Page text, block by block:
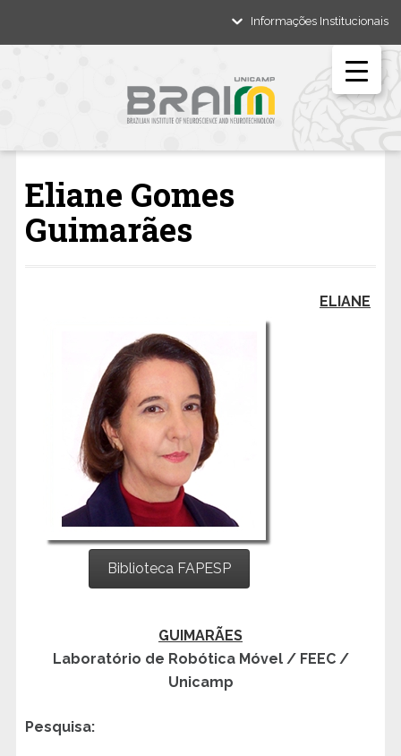
Informações Institucionais
Eliane Gomes
Guimarães
Biblioteca FAPESP
ELIANE
GUIMARÃES
Laboratório de Robótica Móvel / FEEC /
Unicamp
Pesquisa: